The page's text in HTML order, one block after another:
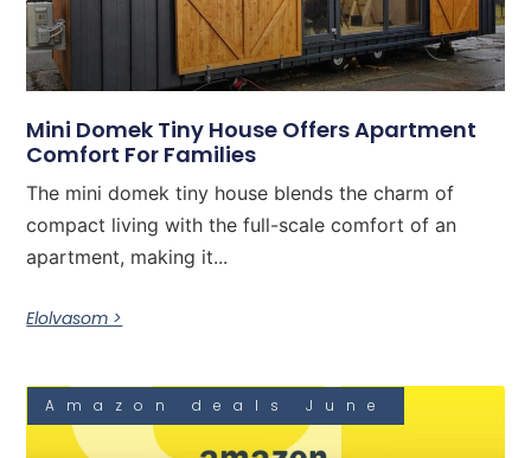
Mini Domek Tiny House Offers Apartment
Comfort For Families
The mini domek tiny house blends the charm of
compact living with the full-scale comfort of an
apartment, making it...
Elolvasom >
Amazon deals June